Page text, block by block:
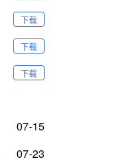
下载
下载
下载
07-15
07-23